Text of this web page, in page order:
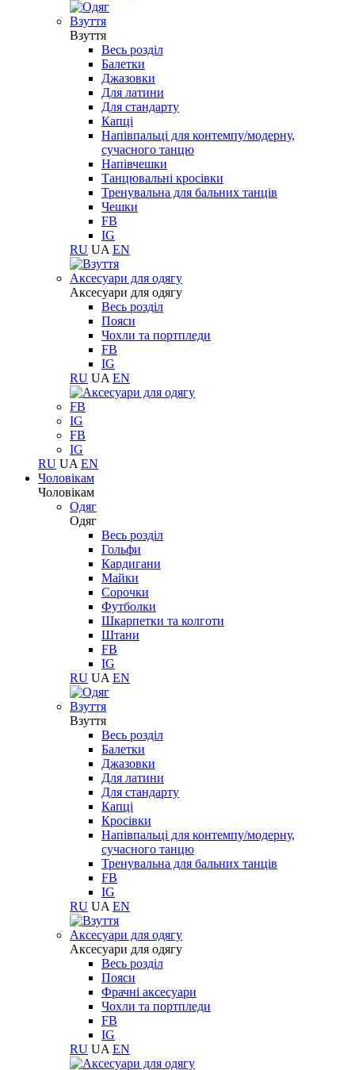
Взуття
Взуття
Весь розділ
Балетки
Джазовки
Для латини
Для стандарту
Капці
Напівпальці для контемпу/модерну,
сучасного танцю
Напівчешки
Танцювальні кросівки
Тренувальна для бальних танців
Чешки
FB
IG
RU UA EN
Aксесуари для одягу
Aксесуари для одягу
Весь розділ
Пояси
Чохли та портпледи
FB
IG
RU UA EN
FB
IG
FB
IG
RU UA EN
Чоловікам
Чоловікам
Одяг
Одяг
Весь розділ
Гольфи
Кардигани
Майки
Сорочки
Футболки
Шкарпетки та колготи
Штани
FB
IG
RU UA EN
Взуття
Взуття
Весь розділ
Балетки
Джазовки
Для латини
Для стандарту
Капці
Кросівки
Напівпальці для контемпу/модерну,
сучасного танцю
Тренувальна для бальних танців
FB
IG
RU UA EN
Aксесуари для одягу
Aксесуари для одягу
Весь розділ
Пояси
Фрачні аксесуари
Чохли та портпледи
FB
IG
RU UA EN